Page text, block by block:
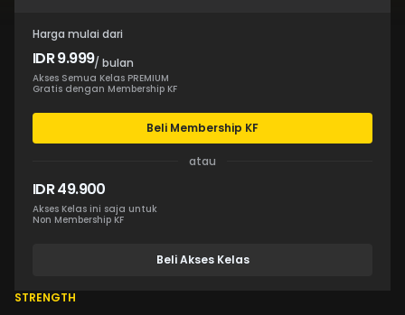
Harga mulai dari
IDR 9.999/ bulan
Akses Semua Kelas PREMIUM
Gratis dengan Membership KF
Beli Membership KF
atau
IDR 49.900
Akses Kelas ini saja untuk
Non Membership KF
Beli Akses Kelas
STRENGTH